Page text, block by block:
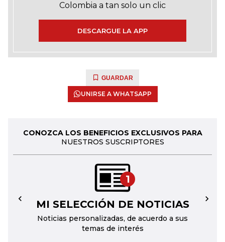
Colombia a tan solo un clic
DESCARGUE LA APP
GUARDAR
UNIRSE A WHATSAPP
CONOZCA LOS BENEFICIOS EXCLUSIVOS PARA
NUESTROS SUSCRIPTORES
1
MI SELECCIÓN DE NOTICIAS
Noticias personalizadas, de acuerdo a sus
temas de interés
← →